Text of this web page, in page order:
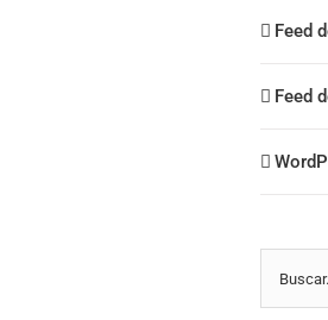
Feed
Feed